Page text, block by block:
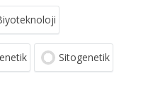
Sitogenetik